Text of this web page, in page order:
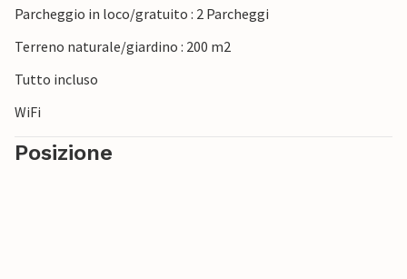
Parcheggio in loco/gratuito : 2 Parcheggi
Terreno naturale/giardino : 200 m2
Tutto incluso
WiFi
Posizione